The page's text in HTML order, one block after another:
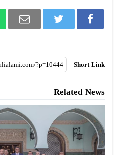
Short Link
Related News